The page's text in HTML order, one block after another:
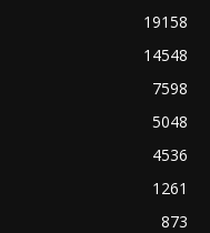
19158
14548
7598
5048
4536
1261
873